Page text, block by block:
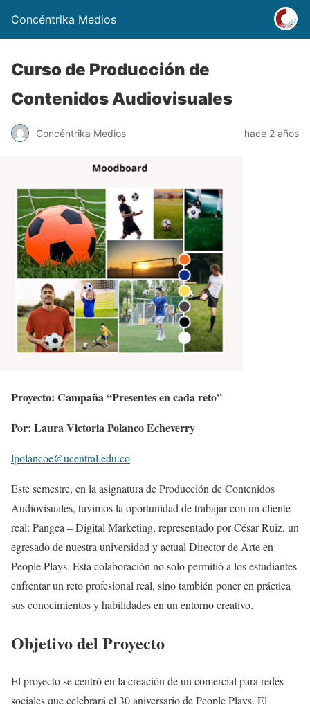
Concéntrika Medios
Curso de Producción de
Contenidos Audiovisuales
Concéntrika Medios hace 2 años
Proyecto: Campaña “Presentes en cada reto”
Por: Laura Victoria Polanco Echeverry
lpolancoe@ucentral.edu.co
Este semestre, en la asignatura de Producción de Contenidos
Audiovisuales, tuvimos la oportunidad de trabajar con un cliente
real: Pangea – Digital Marketing, representado por César Ruiz, un
egresado de nuestra universidad y actual Director de Arte en
People Plays. Esta colaboración no solo permitió a los estudiantes
enfrentar un reto profesional real, sino también poner en práctica
sus conocimientos y habilidades en un entorno creativo.
Objetivo del Proyecto
El proyecto se centró en la creación de un comercial para redes
sociales que celebrará el 30 aniversario de People Plays. El